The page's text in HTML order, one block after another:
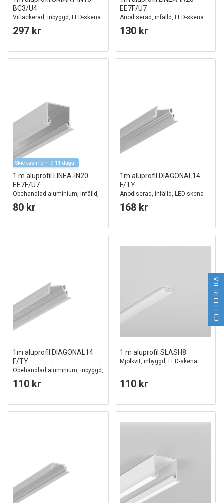
BC3/U4
Vitlackerad, inbyggd, LED-skena
297 kr
EE7F/U7
Anodiserad, infälld, LED-skena
130 kr
Skickas inom 9-11 dagar
1 m aluprofil LINEA-IN20
EE7F/U7
Obehandlad aluminium, infälld,
LED-skena
80 kr
1m aluprofil DIAGONAL14
F/TY
Anodiserad, infälld, LED skena
168 kr
1m aluprofil DIAGONAL14
F/TY
Obehandlad aluminium, inbyggd,
LED-skena
110 kr
1 m aluprofil SLASH8
Mjölkvit, inbyggd, LED-skena
110 kr
FILTRERA